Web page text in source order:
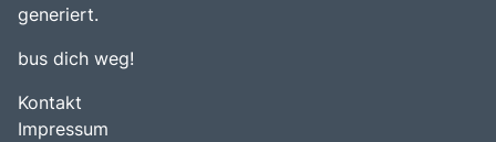
generiert.
bus dich weg!
Kontakt
Impressum